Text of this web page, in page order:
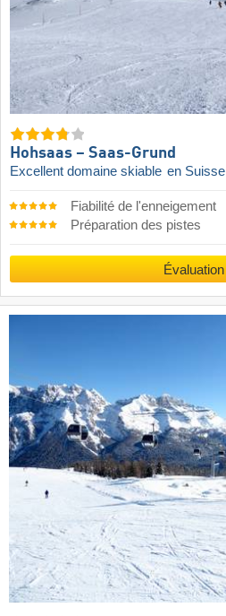
Hohsaas – Saas-Grund
Excellent domaine skiable en Suisse
Fiabilité de l'enneigement
Préparation des pistes
Évaluation